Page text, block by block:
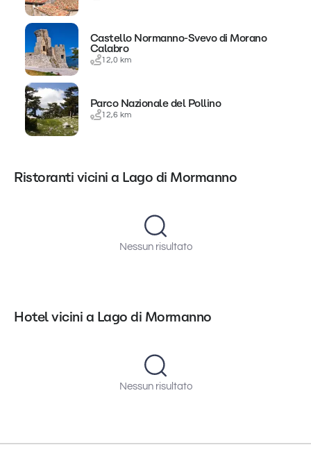
Castello Normanno-Svevo di Morano
Calabro
12,0 km
Parco Nazionale del Pollino
12,6 km
Ristoranti vicini a Lago di Mormanno
Nessun risultato
Hotel vicini a Lago di Mormanno
Nessun risultato